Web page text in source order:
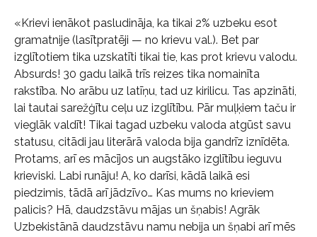
«Krievi ienākot pasludināja, ka tikai 2% uzbeku esot
gramatnije (lasītpratēji — no krievu val.). Bet par
izglītotiem tika uzskatīti tikai tie, kas prot krievu valodu.
Absurds! 30 gadu laikā trīs reizes tika nomainīta
rakstība. No arābu uz latīņu, tad uz kirilicu. Tas apzināti,
lai tautai sarežģītu ceļu uz izglītību. Pār muļķiem taču ir
vieglāk valdīt! Tikai tagad uzbeku valoda atgūst savu
statusu, citādi jau literārā valoda bija gandrīz iznīdēta.
Protams, arī es mācījos un augstāko izglītību ieguvu
krieviski. Labi runāju! A, ko darīsi, kādā laikā esi
piedzimis, tādā arī jādzīvo… Kas mums no krieviem
palicis? Hā, daudzstāvu mājas un šņabis! Agrāk
Uzbekistānā daudzstāvu namu nebija un šņabi arī mēs